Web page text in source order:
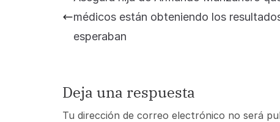
médicos están obteniendo los
esperaban
Deja una respuesta
Tu dirección de correo electrónico no será